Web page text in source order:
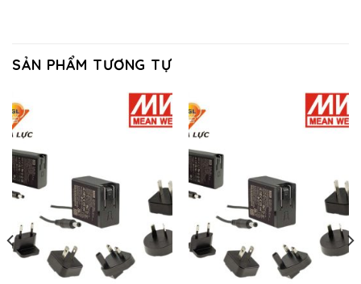
SẢN PHẨM TƯƠNG TỰ